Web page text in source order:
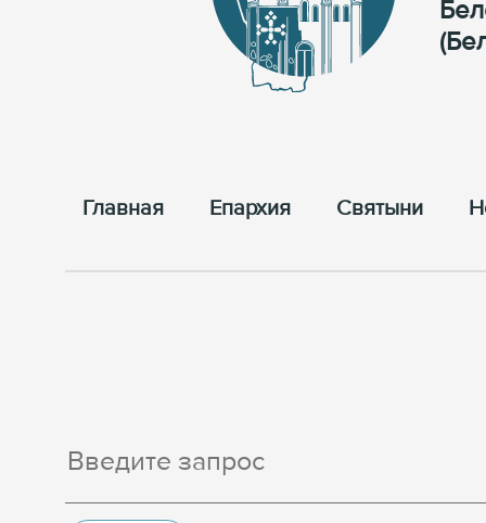
Главная Епархия Cвятыни